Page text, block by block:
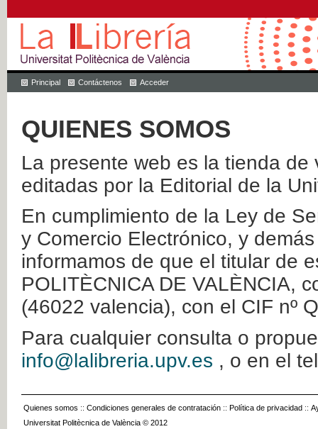
Principal Contáctenos Acceder
QUIENES SOMOS
La presente web es la tienda
editadas por la Editorial de la
En cumplimiento de la Ley de
y Comercio Electrónico, y
informamos de que el titular de
POLITÈCNICA DE VALÈNCIA,
(46022 valencia), con el CIF nº
Para cualquier consulta o
info@lalibreria.upv.es , o en el
Quienes somos :: Condiciones generales de contratación :: Política de privacidad ::
Universitat Politècnica de València © 2012